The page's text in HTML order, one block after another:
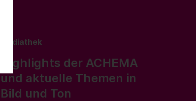
Mediathek
Highlights der ACHEMA
und aktuelle Themen in
Bild und Ton